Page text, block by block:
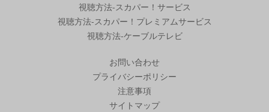
視聴方法-スカパー！サービス
視聴方法-スカパー！プレミアムサービス
視聴方法-ケーブルテレビ
お問い合わせ
プライバシーポリシー
注意事項
サイトマップ